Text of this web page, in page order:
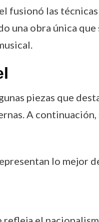
fusionó las
una obra única
piezas que
A continuación,
lo mejor